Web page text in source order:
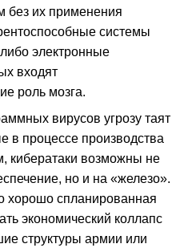
без их применения
системы
электронные
входят
роль мозга.
вирусов угрозу таят
в процессе производства
кибератаки возможны не
но и на «железо».
хорошо спланированная
экономический коллапс
структуры армии или